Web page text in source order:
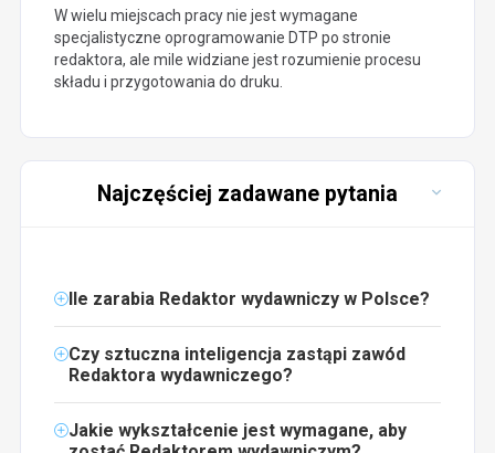
W wielu miejscach pracy nie jest wymagane
specjalistyczne oprogramowanie DTP po stronie
redaktora, ale mile widziane jest rozumienie procesu
składu i przygotowania do druku.
Najczęściej zadawane pytania
Ile zarabia Redaktor wydawniczy w Polsce?
Czy sztuczna inteligencja zastąpi zawód
Redaktora wydawniczego?
Jakie wykształcenie jest wymagane, aby